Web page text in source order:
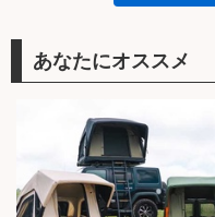
あなたにオススメ